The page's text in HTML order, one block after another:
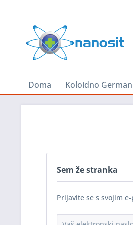
Doma Koloidno
Sem že stranka
Prijavite se s svojim